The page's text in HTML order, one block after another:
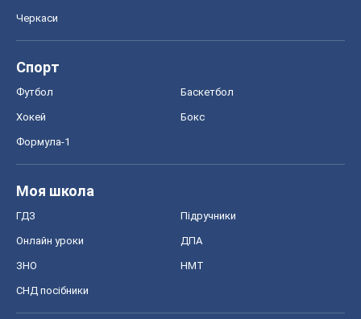
Черкаси
Спорт
Футбол Баскетбол
Хокей Бокс
Формула-1
Моя школа
ГДЗ Підручники
Онлайн уроки ДПА
ЗНО НМТ
СНД посібники